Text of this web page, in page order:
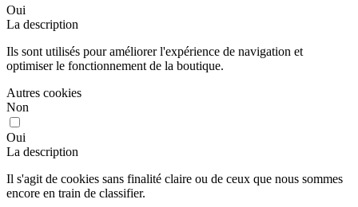
Oui
La description
Ils sont utilisés pour améliorer l'expérience de navigation et
optimiser le fonctionnement de la boutique.
Autres cookies
Non
Oui
La description
Il s'agit de cookies sans finalité claire ou de ceux que nous sommes
encore en train de classifier.